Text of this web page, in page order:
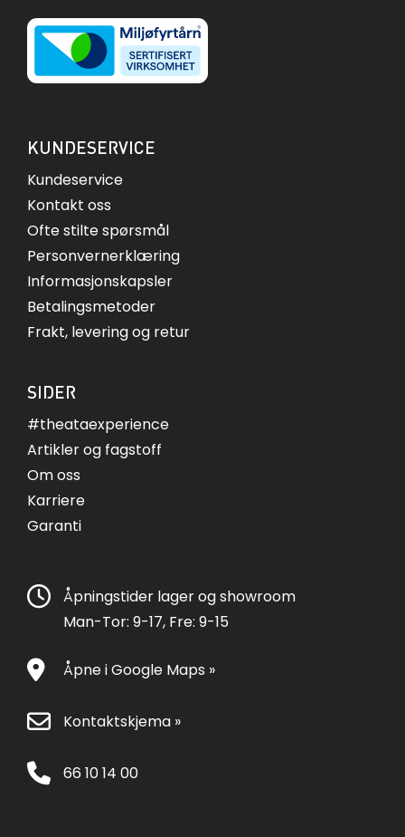
KUNDESERVICE
Kundeservice
Kontakt oss
Ofte stilte spørsmål
Personvernerklæring
Informasjonskapsler
Betalingsmetoder
Frakt, levering og retur
SIDER
#theataexperience
Artikler og fagstoff
Om oss
Karriere
Garanti
Åpningstider lager og showroom
Man-Tor: 9-17, Fre: 9-15
Åpne i Google Maps »
Kontaktskjema »
66 10 14 00